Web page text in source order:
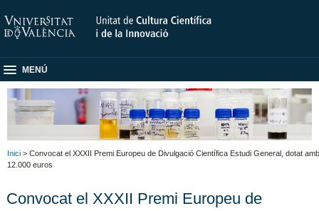
MENÚ
Inici > Convocat el XXXII Premi Europeu de Divulgació Científica Estudi General, dotat amb
12.000 euros
Convocat el XXXII Premi Europeu de